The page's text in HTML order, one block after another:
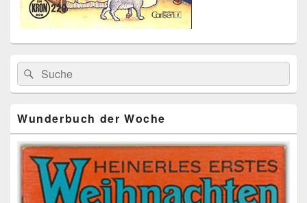
Primärer
Seitenleisten
Widget-
Bereich
Search
for:
Suche
Wunderbuch der Woche